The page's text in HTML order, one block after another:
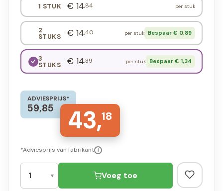
1 STUK € 14,84 per stuk
2
STUKS € 14,40 per stuk Bespaar € 0,89
3
STUKS € 14,39 per stuk Bespaar € 1,34
ADVIESPRIJS*
59,85 43,18
*Adviesprijs van fabrikant i
Voeg toe